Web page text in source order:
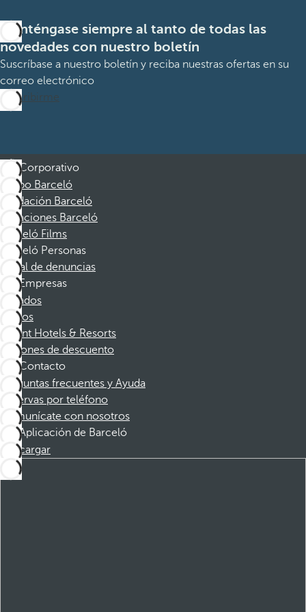
Manténgase siempre al tanto de todas las
novedades con nuestro boletín
Suscríbase a nuestro boletín y reciba nuestras ofertas en su
correo electrónico
Suscribirme
Corporativo
Grupo Barceló
Fundación Barceló
Vacaciones Barceló
Barceló Films
Barceló Personas
Canal de denuncias
Empresas
Afiliados
Socios
Dorint Hotels & Resorts
Cupones de descuento
Contacto
Preguntas frecuentes y Ayuda
Reservas por teléfono
Comunícate con nosotros
Aplicación de Barceló
Descargar